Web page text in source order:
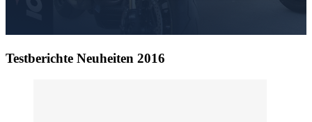
Testberichte Neuheiten 2016